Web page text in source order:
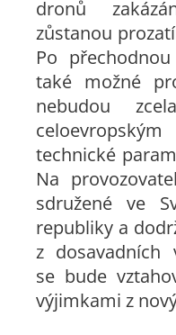
dronů
zůstanou
Po
také možné
nebudou
technické
Na
sdružené ve
republiky a
z dosavadních
se bude
výjimkami z